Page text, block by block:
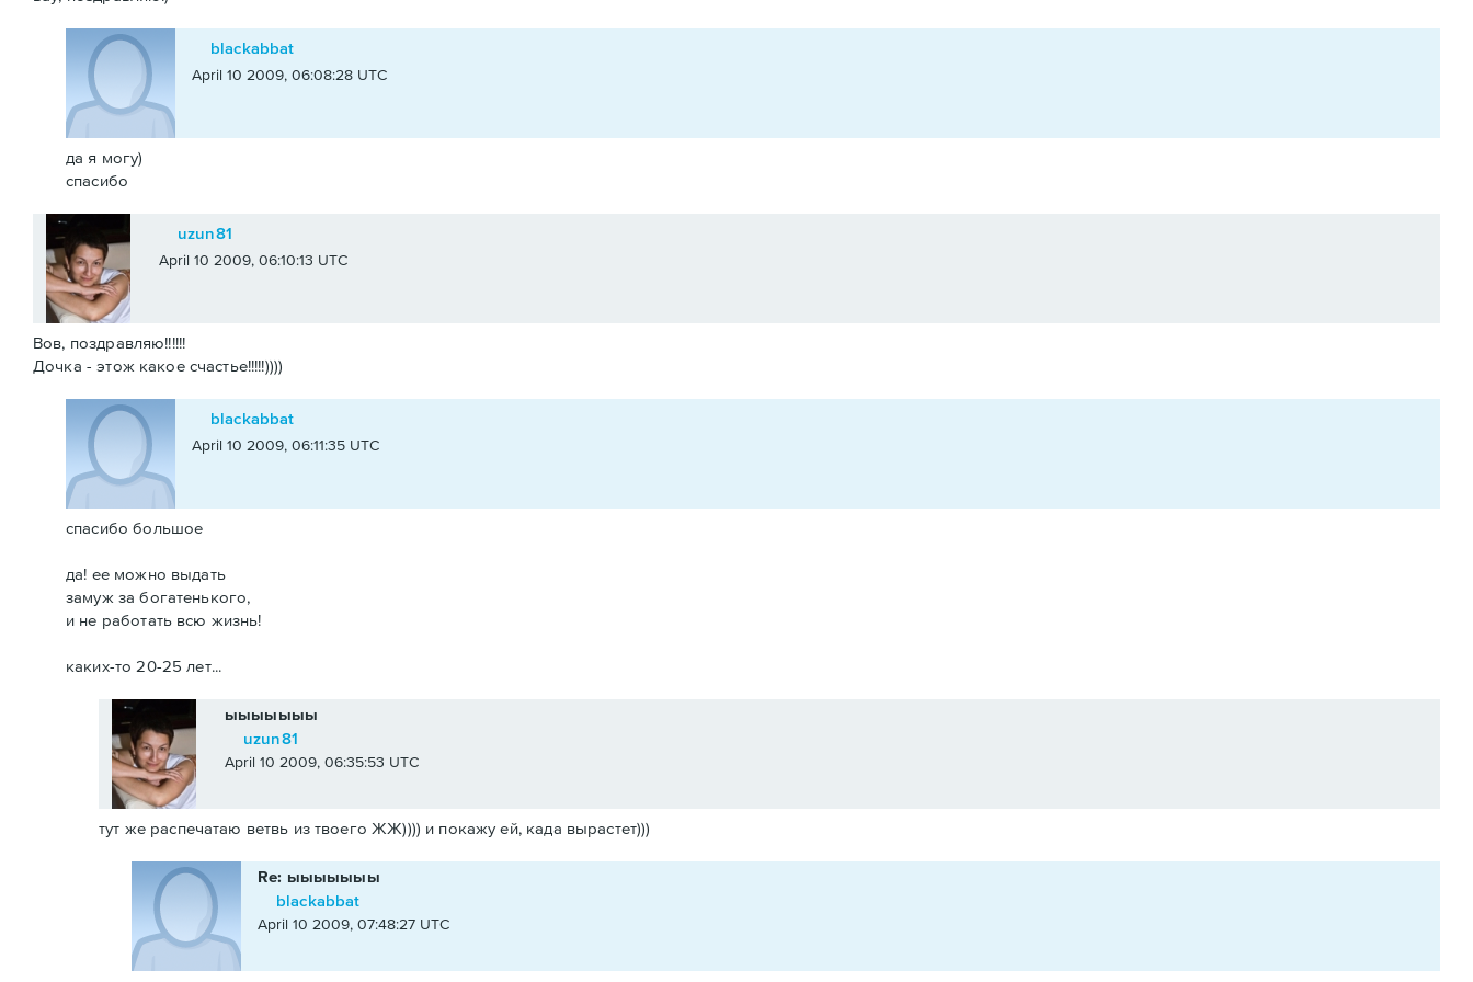
blackabbat
April 10 2009, 06:08:28 UTC
да я могу)
спасибо
uzun81
April 10 2009, 06:10:13 UTC
Вов, поздравляю!!!!!!
Дочка - этож какое счастье!!!!!))))
blackabbat
April 10 2009, 06:11:35 UTC
спасибо большое
да! ее можно выдать
замуж за богатенького,
и не работать всю жизнь!
каких-то 20-25 лет...
ыыыыыыы
uzun81
April 10 2009, 06:35:53 UTC
тут же распечатаю ветвь из твоего ЖЖ)))) и покажу ей, када вырастет)))
Re: ыыыыыыы
blackabbat
April 10 2009, 07:48:27 UTC